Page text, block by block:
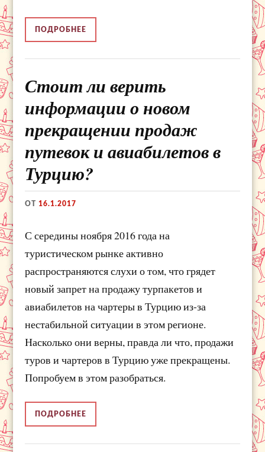
ПОДРОБНЕЕ
Стоит ли верить
информации о новом
прекращении продаж
путевок и авиабилетов в
Турцию?
ОТ16.1.2017
С середины ноября 2016 года на
туристическом рынке активно
распространяются слухи о том, что грядет
новый запрет на продажу турпакетов и
авиабилетов на чартеры в Турцию из-за
нестабильной ситуации в этом регионе.
Насколько они верны, правда ли что, продажи
туров и чартеров в Турцию уже прекращены.
Попробуем в этом разобраться.
ПОДРОБНЕЕ